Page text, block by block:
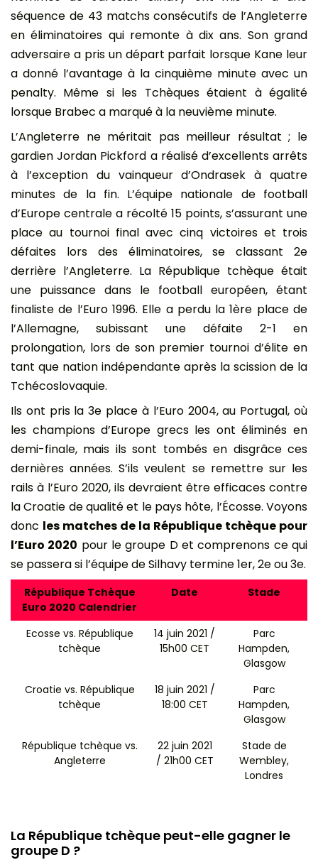
séquence de 43 matchs consécutifs de l’Angleterre
en éliminatoires qui remonte à dix ans. Son grand
adversaire a pris un départ parfait lorsque Kane leur
a donné l’avantage à la cinquième minute avec un
penalty. Même si les Tchèques étaient à égalité
lorsque Brabec a marqué à la neuvième minute.
L’Angleterre ne méritait pas meilleur résultat ; le
gardien Jordan Pickford a réalisé d’excellents arrêts
à l’exception du vainqueur d’Ondrasek à quatre
minutes de la fin. L’équipe nationale de football
d’Europe centrale a récolté 15 points, s’assurant une
place au tournoi final avec cinq victoires et trois
défaites lors des éliminatoires, se classant 2e
derrière l’Angleterre. La République tchèque était
une puissance dans le football européen, étant
finaliste de l’Euro 1996. Elle a perdu la 1ère place de
l’Allemagne, subissant une défaite 2-1 en
prolongation, lors de son premier tournoi d’élite en
tant que nation indépendante après la scission de la
Tchécoslovaquie.
Ils ont pris la 3e place à l’Euro 2004, au Portugal, où
les champions d’Europe grecs les ont éliminés en
demi-finale, mais ils sont tombés en disgrâce ces
dernières années. S’ils veulent se remettre sur les
rails à l’Euro 2020, ils devraient être efficaces contre
la Croatie de qualité et le pays hôte, l’Écosse. Voyons
donc les matches de la République tchèque pour
l’Euro 2020 pour le groupe D et comprenons ce qui
se passera si l’équipe de Silhavy termine 1er, 2e ou 3e.
République Tchèque
Euro 2020 Calendrier
Date Stade
Ecosse vs. République
tchèque
14 juin 2021 /
15h00 CET
Parc
Hampden,
Glasgow
Croatie vs. République
tchèque
18 juin 2021 /
18:00 CET
Parc
Hampden,
Glasgow
République tchèque vs.
Angleterre
22 juin 2021
/ 21h00 CET
Stade de
Wembley,
Londres
La République tchèque peut-elle gagner le
groupe D ?